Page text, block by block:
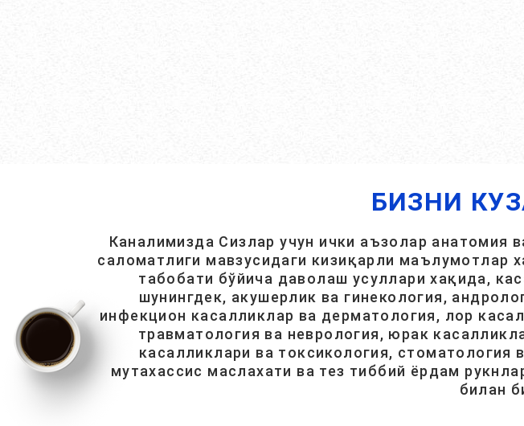
БИЗНИ
Каналимизда Сизлар учун ички аъзолар анатомия
саломатлиги мавзусидаги кизиқарли маълумотлар
табобати бўйича даволаш усуллари хақида,
шунингдек, акушерлик ва гинекология,
инфекцион касалликлар ва дерматология, лор
травматология ва неврология, юрак
касалликлари ва токсикология, стоматология
мутахассис маслахати ва тез тиббий ёрдам
билан